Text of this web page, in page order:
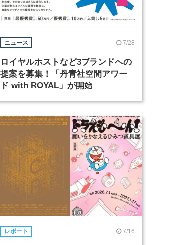
ニュース 7/28
ロイヤルホストなど3ブランドへの
提案を募集！「丹青社空間アワー
ド with ROYAL」が開始
レポート 7/16